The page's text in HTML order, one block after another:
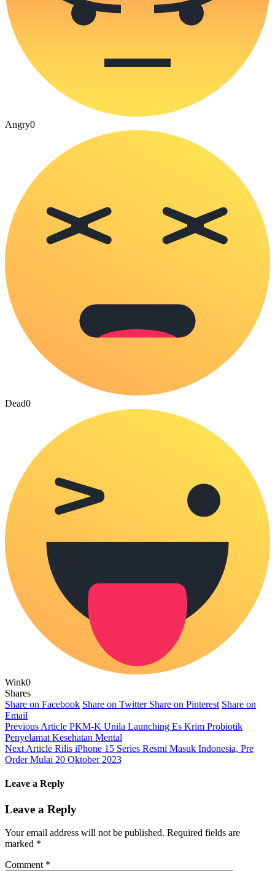
Angry0
Dead0
Wink0
Shares
Share on Facebook Share on Twitter Share on Pinterest Share on
Email
Previous Article PKM-K Unila Launching Es Krim Probiotik
Penyelamat Kesehatan Mental
Next Article Rilis iPhone 15 Series Resmi Masuk Indonesia, Pre
Order Mulai 20 Oktober 2023
Leave a Reply
Leave a Reply
Your email address will not be published. Required fields are
marked *
Comment *